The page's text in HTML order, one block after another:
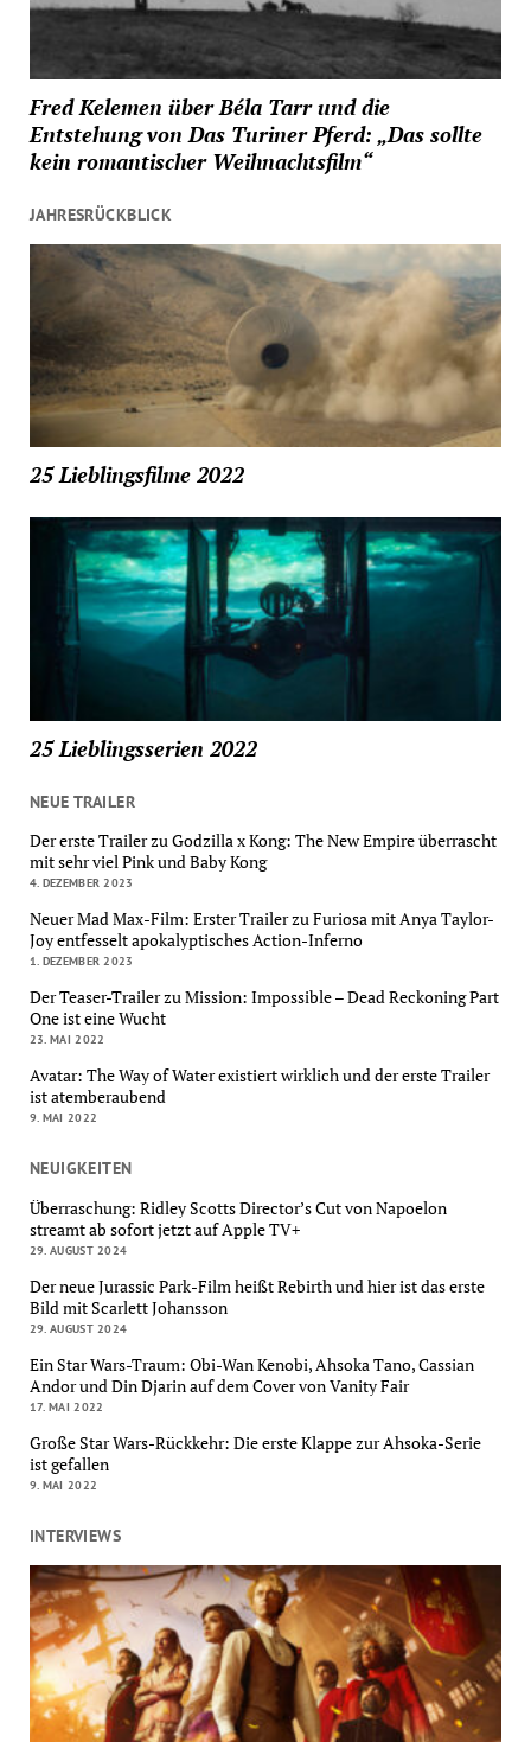
Fred Kelemen über Béla Tarr und die
Entstehung von Das Turiner Pferd: „Das sollte
kein romantischer Weihnachtsfilm“
JAHRESRÜCKBLICK
25 Lieblingsfilme 2022
25 Lieblingsserien 2022
NEUE TRAILER
Der erste Trailer zu Godzilla x Kong: The New Empire überrascht
mit sehr viel Pink und Baby Kong
4. DEZEMBER 2023
Neuer Mad Max-Film: Erster Trailer zu Furiosa mit Anya Taylor-
Joy entfesselt apokalyptisches Action-Inferno
1. DEZEMBER 2023
Der Teaser-Trailer zu Mission: Impossible – Dead Reckoning Part
One ist eine Wucht
23. MAI 2022
Avatar: The Way of Water existiert wirklich und der erste Trailer
ist atemberaubend
9. MAI 2022
NEUIGKEITEN
Überraschung: Ridley Scotts Director’s Cut von Napoelon
streamt ab sofort jetzt auf Apple TV+
29. AUGUST 2024
Der neue Jurassic Park-Film heißt Rebirth und hier ist das erste
Bild mit Scarlett Johansson
29. AUGUST 2024
Ein Star Wars-Traum: Obi-Wan Kenobi, Ahsoka Tano, Cassian
Andor und Din Djarin auf dem Cover von Vanity Fair
17. MAI 2022
Große Star Wars-Rückkehr: Die erste Klappe zur Ahsoka-Serie
ist gefallen
9. MAI 2022
INTERVIEWS